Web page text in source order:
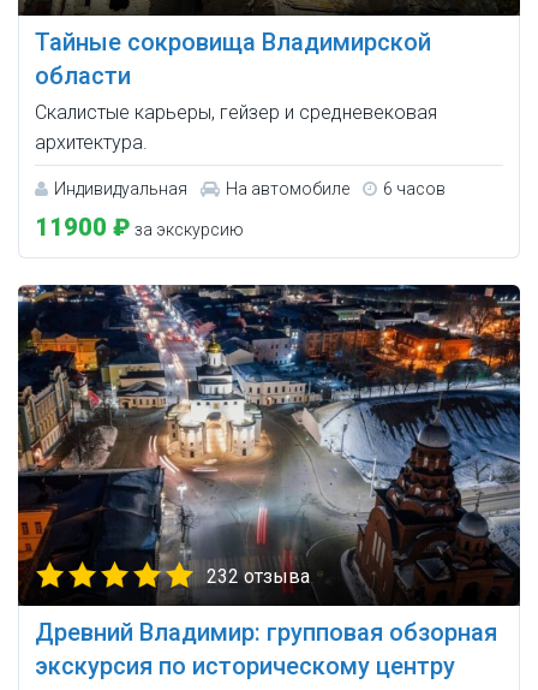
Тайные сокровища Владимирской
области
Скалистые карьеры, гейзер и средневековая
архитектура.
Индивидуальная На автомобиле 6 часов
11900 ₽ за экскурсию
232 отзыва
Древний Владимир: групповая обзорная
экскурсия по историческому центру